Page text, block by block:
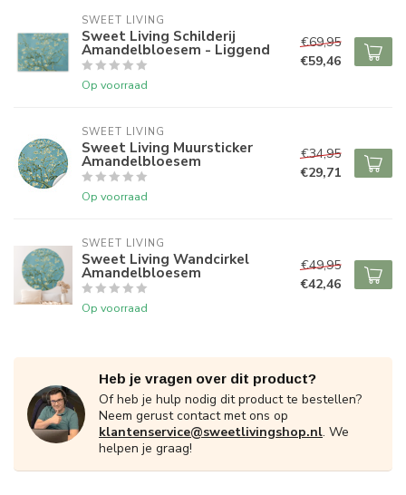
SWEET LIVING
Sweet Living Schilderij
Amandelbloesem - Liggend
Op voorraad
€69,95
€59,46
SWEET LIVING
Sweet Living Muursticker
Amandelbloesem
Op voorraad
€34,95
€29,71
SWEET LIVING
Sweet Living Wandcirkel
Amandelbloesem
Op voorraad
€49,95
€42,46
Heb je vragen over dit product?
Of heb je hulp nodig dit product te bestellen?
Neem gerust contact met ons op
klantenservice@sweetlivingshop.nl. We
helpen je graag!